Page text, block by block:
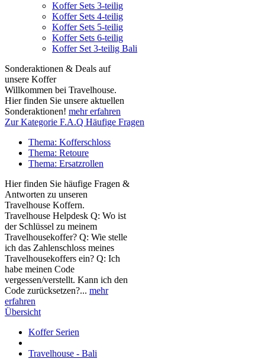
Koffer Sets 3-teilig
Koffer Sets 4-teilig
Koffer Sets 5-teilig
Koffer Sets 6-teilig
Koffer Set 3-teilig Bali
Sonderaktionen & Deals auf
unsere Koffer
Willkommen bei Travelhouse.
Hier finden Sie unsere aktuellen
Sonderaktionen! mehr erfahren
Zur Kategorie F.A.Q Häufige Fragen
Thema: Kofferschloss
Thema: Retoure
Thema: Ersatzrollen
Hier finden Sie häufige Fragen &
Antworten zu unseren
Travelhouse Koffern.
Travelhouse Helpdesk Q: Wo ist
der Schlüssel zu meinem
Travelhousekoffer? Q: Wie stelle
ich das Zahlenschloss meines
Travelhousekoffers ein? Q: Ich
habe meinen Code
vergessen/verstellt. Kann ich den
Code zurücksetzen?... mehr
erfahren
Übersicht
Koffer Serien
Travelhouse - Bali